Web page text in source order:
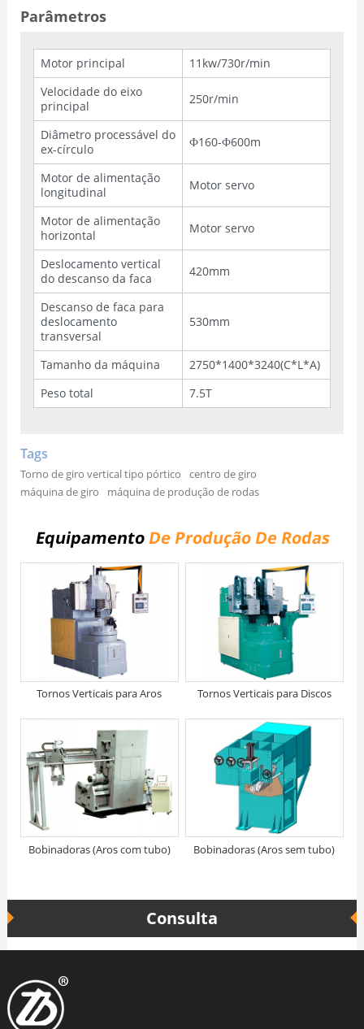
Parâmetros
Motor principal
11kw/730r/min
Velocidade do eixo
principal
250r/min
Diâmetro processável do
ex-círculo
Ф160-Ф600m
Motor de alimentação
longitudinal
Motor servo
Motor de alimentação
horizontal
Motor servo
Deslocamento vertical
do descanso da faca
420mm
Descanso de faca para
deslocamento
transversal
530mm
Tamanho da máquina
2750*1400*3240(C*L*A)
Peso total
7.5T
Tags
Torno de giro vertical tipo pórtico
centro de giro
máquina de giro
máquina de produção de rodas
EquipamentoDe Produção De Rodas
Tornos Verticais para Aros Tornos Verticais para Discos
Bobinadoras (Aros com tubo) Bobinadoras (Aros sem tubo)
Consulta